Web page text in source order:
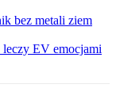
bez metali ziem
leczy EV emocjami